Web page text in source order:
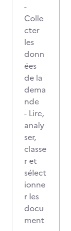
-
Colle
cter
les
donn
ées
de la
dema
nde
- Lire,
analy
ser,
classe
r et
sélect
ionne
r les
docu
ment